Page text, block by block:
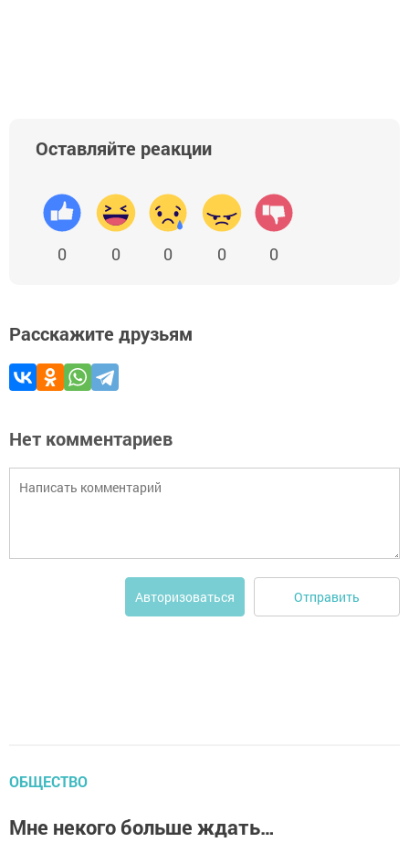
Оставляйте реакции
0 0 0 0 0
Расскажите друзьям
Нет комментариев
Авторизоваться Отправить
ОБЩЕСТВО
Мне некого больше ждать…